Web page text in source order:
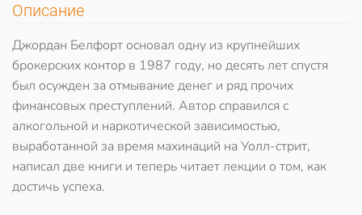
Описание
Джордан Белфорт основал одну из крупнейших
брокерских контор в 1987 году, но десять лет спустя
был осужден за отмывание денег и ряд прочих
финансовых преступлений. Автор справился с
алкогольной и наркотической зависимостью,
выработанной за время махинаций на Уолл-стрит,
написал две книги и теперь читает лекции о том, как
достичь успеха.